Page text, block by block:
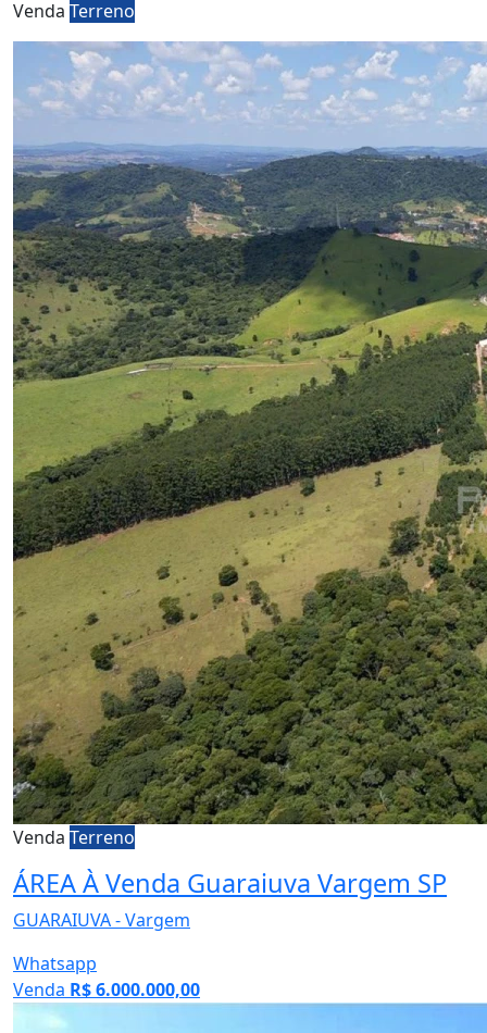
VendaTerreno
ÁREA À Venda Guaraiuva Vargem SP
GUARAIUVA - Vargem
Whatsapp